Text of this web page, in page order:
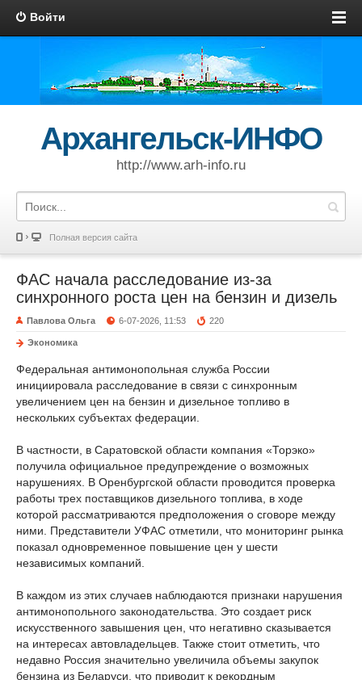
Войти
Архангельск-ИНФО
http://www.arh-info.ru
Полная версия сайта
ФАС начала расследование из-за
синхронного роста цен на бензин и дизель
Павлова Ольга 6-07-2026, 11:53 220
Экономика
Федеральная антимонопольная служба России
инициировала расследование в связи с синхронным
увеличением цен на бензин и дизельное топливо в
нескольких субъектах федерации.
В частности, в Саратовской области компания «Торэко»
получила официальное предупреждение о возможных
нарушениях. В Оренбургской области проводится проверка
работы трех поставщиков дизельного топлива, в ходе
которой рассматриваются предположения о сговоре между
ними. Представители УФАС отметили, что мониторинг рынка
показал одновременное повышение цен у шести
независимых компаний.
В каждом из этих случаев наблюдаются признаки нарушения
антимонопольного законодательства. Это создает риск
искусственного завышения цен, что негативно сказывается
на интересах автовладельцев. Также стоит отметить, что
недавно Россия значительно увеличила объемы закупок
бензина из Беларуси, что приводит к рекордным